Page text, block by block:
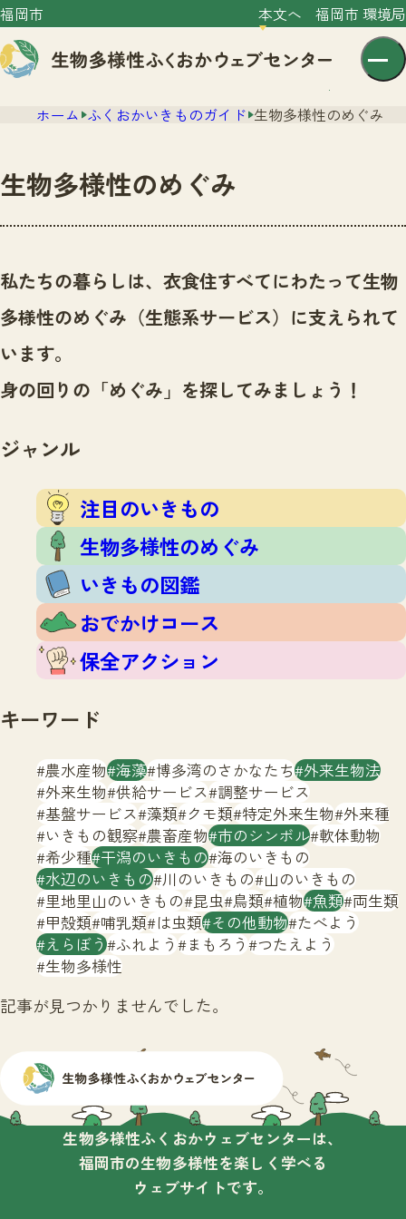
福岡市 本文へ 福岡市 環境局
センター紹介
センター紹介TOP
サイトポリシー
ニュース
いきものガイド
いきものガイドTOP
生物多様性のめぐみ
おでかけコース
保全アクション
イベント
調査レポート
調査レポートTOP
調査結果
ふくおかいきものマップ
マッチング
マッチングTOP
掲載申し込みフォーム
お問合せ
生物多様性ふくおかウェブセンターとは
サイトマップ
ホーム ふくおかいきものガイド 生物多様性のめぐみ
生物多様性のめぐみ
私たちの暮らしは、衣食住すべてにわたって生物
多様性のめぐみ（生態系サービス）に支えられて
います。
身の回りの「めぐみ」を探してみましょう！
ジャンル
注目のいきもの
生物多様性のめぐみ
いきもの図鑑
おでかけコース
保全アクション
キーワード
農水産物 海藻 博多湾のさかなたち 外来生物法
外来生物 供給サービス 調整サービス
基盤サービス 藻類 クモ類 特定外来生物 外来種
いきもの観察 農畜産物 市のシンボル 軟体動物
希少種 干潟のいきもの 海のいきもの
水辺のいきもの 川のいきもの 山のいきもの
里地里山のいきもの 昆虫 鳥類 植物 魚類 両生類
甲殻類 哺乳類 は虫類 その他動物 たべよう
えらぼう ふれよう まもろう つたえよう
生物多様性
記事が見つかりませんでした。
生物多様性ふくおかウェブセンターは、
福岡市の生物多様性を楽しく学べる
ウェブサイトです。